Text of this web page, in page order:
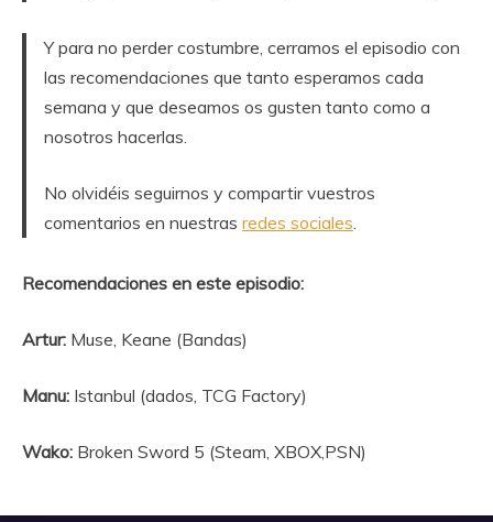
Y para no perder costumbre, cerramos el episodio con
las recomendaciones que tanto esperamos cada
semana y que deseamos os gusten tanto como a
nosotros hacerlas.
No olvidéis seguirnos y compartir vuestros
comentarios en nuestras redes sociales.
Recomendaciones en este episodio:
Artur: Muse, Keane (Bandas)
Manu: Istanbul (dados, TCG Factory)
Wako: Broken Sword 5 (Steam, XBOX,PSN)